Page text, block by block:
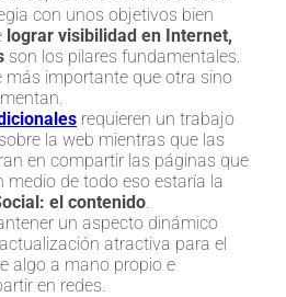
con unos objetivos bien
lograr visibilidad en Internet,
son los pilares fundamentales.
más importante que otra sino
requieren un trabajo
la web mientras que las
en compartir las páginas que
medio de todo eso estaría la
el contenido.
un aspecto dinámico
atractiva para el
algo a mano propio e
en redes.